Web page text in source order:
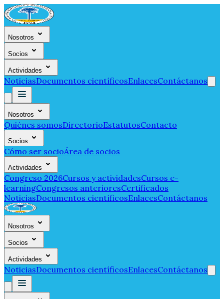
Nosotros
Socios
Actividades
NoticiasDocumentos científicosEnlacesContáctanos
Nosotros
Quiénes somosDirectorioEstatutosContacto
Socios
Cómo ser socioÁrea de socios
Actividades
Congreso 2026Cursos y actividadesCursos e-
learningCongresos anterioresCertificados
NoticiasDocumentos científicosEnlacesContáctanos
Nosotros
Socios
Actividades
NoticiasDocumentos científicosEnlacesContáctanos